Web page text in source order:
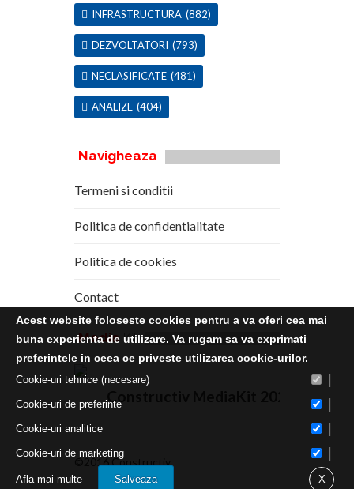
INFRASTRUCTURA (882)
DEZVOLTATORI (793)
NECLASIFICATE (481)
ANALIZE (404)
Navigheaza
Termeni si conditii
Politica de confidentialitate
Politica de cookies
Contact
Media Kit
Constructiv MediaKit 2020
©2016 Constructiv
Acest website foloseste cookies pentru a va oferi cea mai
buna experienta de utilizare. Va rugam sa va exprimati
preferintele in ceea ce priveste utilizarea cookie-urilor.
Cookie-uri tehnice (necesare)
Cookie-uri de preferinte
Cookie-uri analitice
Cookie-uri de marketing
Afla mai multe Salveaza X